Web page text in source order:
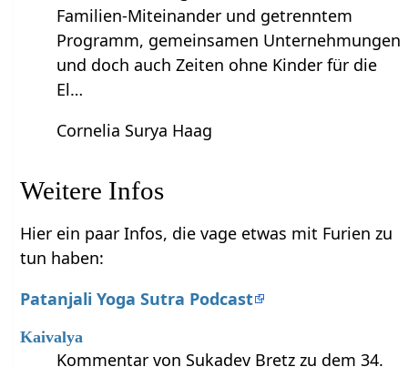
Familien-Miteinander und getrenntem
Programm, gemeinsamen Unternehmungen
und doch auch Zeiten ohne Kinder für die
El…
Cornelia Surya Haag
Weitere Infos
Hier ein paar Infos, die vage etwas mit Furien zu
tun haben:
Patanjali Yoga Sutra Podcast
Kaivalya
Kommentar von Sukadev Bretz zu dem 34.